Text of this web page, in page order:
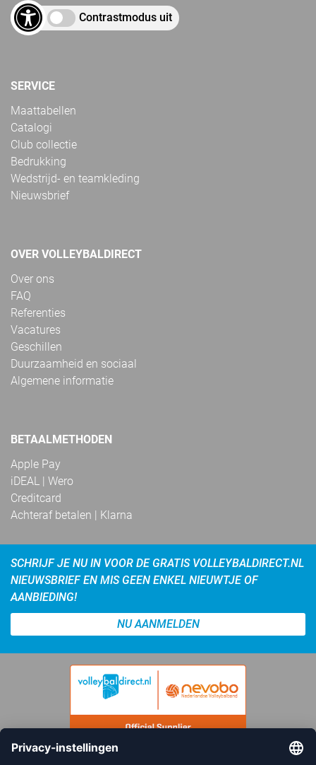
Contrastmodus uit
SERVICE
Maattabellen
Catalogi
Club collectie
Bedrukking
Wedstrijd- en teamkleding
Nieuwsbrief
OVER VOLLEYBALDIRECT
Over ons
FAQ
Referenties
Vacatures
Geschillen
Duurzaamheid en sociaal
Algemene informatie
BETAALMETHODEN
Apple Pay
iDEAL | Wero
Creditcard
Achteraf betalen | Klarna
SCHRIJF JE NU IN VOOR DE GRATIS VOLLEYBALDIRECT.NL
NIEUWSBRIEF EN MIS GEEN ENKEL NIEUWTJE OF
AANBIEDING!
NU AANMELDEN